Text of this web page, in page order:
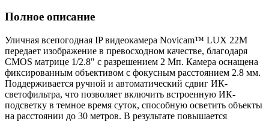
Полное описание
Уличная всепогодная IP видеокамера Novicam™ LUX 22M
передает изображение в превосходном качестве, благодаря
CMOS матрице 1/2.8" с разрешением 2 Мп. Камера оснащена
фиксированным объективом с фокусным расстоянием 2.8 мм.
Поддерживается ручной и автоматический сдвиг ИК-
светофильтра, что позволяет включить встроенную ИК-
подсветку в темное время суток, способную осветить объекты
на расстоянии до 30 метров. В результате повышается